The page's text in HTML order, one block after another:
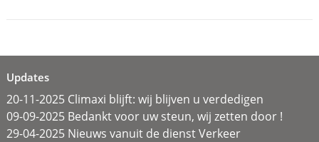
Updates
20-11-2025 Climaxi blijft: wij blijven u verdedigen
09-09-2025 Bedankt voor uw steun, wij zetten door !
29-04-2025 Nieuws vanuit de dienst Verkeer